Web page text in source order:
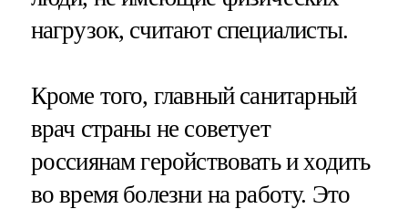
нагрузок, считают специалисты.
Кроме того, главный санитарный
врач страны не советует
россиянам геройствовать и ходить
во время болезни на работу. Это